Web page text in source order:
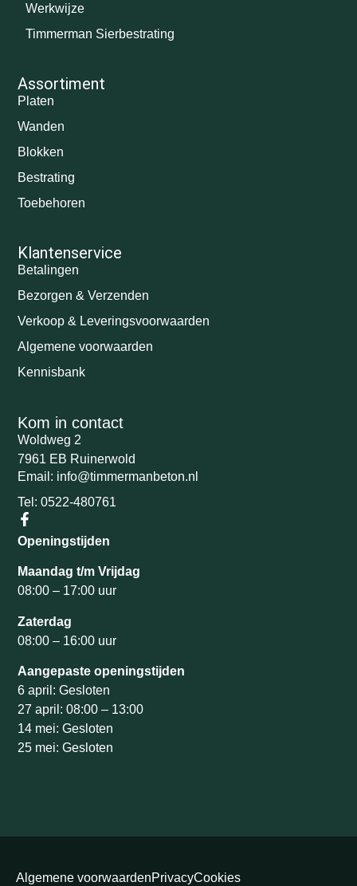
Werkwijze
Timmerman Sierbestrating
Assortiment
Platen
Wanden
Blokken
Bestrating
Toebehoren
Klantenservice
Betalingen
Bezorgen & Verzenden
Verkoop & Leveringsvoorwaarden
Algemene voorwaarden
Kennisbank
Kom in contact
Woldweg 2
7961 EB Ruinerwold
Email: info@timmermanbeton.nl
Tel: 0522-480761
Openingstijden
Maandag t/m Vrijdag
08:00 – 17:00 uur
Zaterdag
08:00 – 16:00 uur
Aangepaste openingstijden
6 april: Gesloten
27 april: 08:00 – 13:00
14 mei: Gesloten
25 mei: Gesloten
Algemene voorwaardenPrivacyCookies